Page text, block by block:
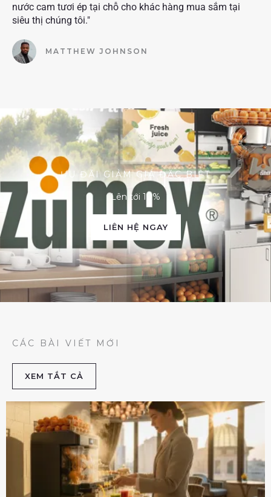
nước cam tươi ép tại chỗ cho khác hàng mua sắm tại
siêu thị chúng tôi."
MATTHEW JOHNSON
ƯU ĐÃI GIẢM GIÁ ĐẶC BIỆT
Lên tới 10%
LIÊN HỆ NGAY
CÁC BÀI VIẾT MỚI
XEM TẮT CẢ